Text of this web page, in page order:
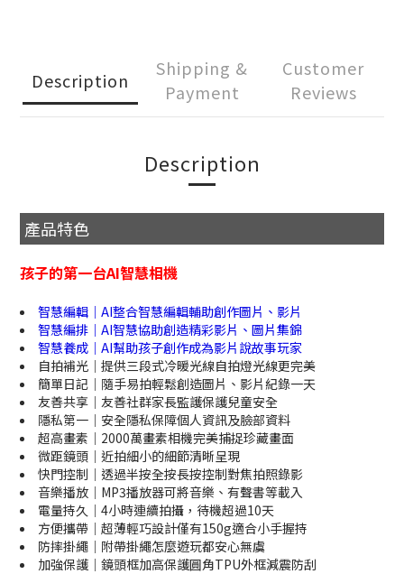
Description
Shipping &
Payment
Customer
Reviews
Description
產品特色
孩子的第一台AI智慧相機
智慧編輯｜AI整合智慧編輯輔助創作圖片、影片
智慧編排｜AI智慧協助創造精彩影片、圖片集錦
智慧養成｜AI幫助孩子創作成為影片說故事玩家
自拍補光｜提供三段式冷暖光線自拍燈光線更完美
簡單日記｜隨手易拍輕鬆創造圖片、影片紀錄一天
友善共享｜友善社群家長監護保護兒童安全
隱私第一｜安全隱私保障個人資訊及臉部資料
超高畫素｜2000萬畫素相機完美捕捉珍藏畫面
微距鏡頭｜近拍細小的細節清晰呈現
快門控制｜透過半按全按長按控制對焦拍照錄影
音樂播放｜MP3播放器可將音樂、有聲書等載入
電量持久｜4小時連續拍攝，待機超過10天
方便攜帶｜超薄輕巧設計僅有150g適合小手握持
防摔掛繩｜附帶掛繩怎麼遊玩都安心無虞
加強保護｜鏡頭框加高保護圓角TPU外框減震防刮